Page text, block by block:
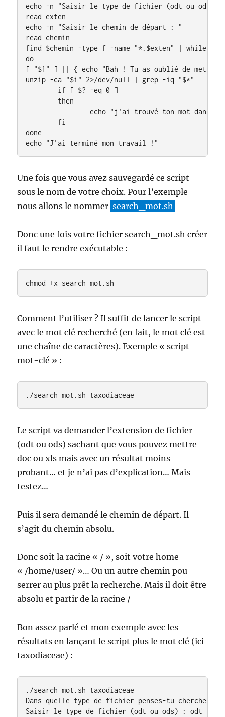
echo -n "Saisir le type de fichier (odt ou ods)
read exten
echo -n "Saisir le chemin de départ : "
read chemin
find $chemin -type f -name "*.$exten" | while
do
[ "$1" ] || { echo "Bah ! Tu as oublié de
unzip -ca "$i" 2>/dev/null | grep -iq "$*"
if [ $? -eq 0 ]
then
echo "j'ai trouvé ton mot dans
fi
done
echo "J'ai terminé mon travail !"
Une fois que vous avez sauvegardé ce script
sous le nom de votre choix. Pour l’exemple
nous allons le nommer search_mot.sh
Donc une fois votre fichier search_mot.sh créer
il faut le rendre exécutable :
chmod +x search_mot.sh
Comment l’utiliser ? Il suffit de lancer le script
avec le mot clé recherché (en fait, le mot clé est
une chaîne de caractères). Exemple « script
mot-clé » :
./search_mot.sh taxodiaceae
Le script va demander l’extension de fichier
(odt ou ods) sachant que vous pouvez mettre
doc ou xls mais avec un résultat moins
probant… et je n’ai pas d’explication… Mais
testez…
Puis il sera demandé le chemin de départ. Il
s’agit du chemin absolu.
Donc soit la racine « / », soit votre home
« /home/user/ »… Ou un autre chemin pou
serrer au plus prêt la recherche. Mais il doit être
absolu et partir de la racine /
Bon assez parlé et mon exemple avec les
résultats en lançant le script plus le mot clé (ici
taxodiaceae) :
./search_mot.sh taxodiaceae
Dans quelle type de fichier penses-tu chercher ?
Saisir le type de fichier (odt ou ods) : odt